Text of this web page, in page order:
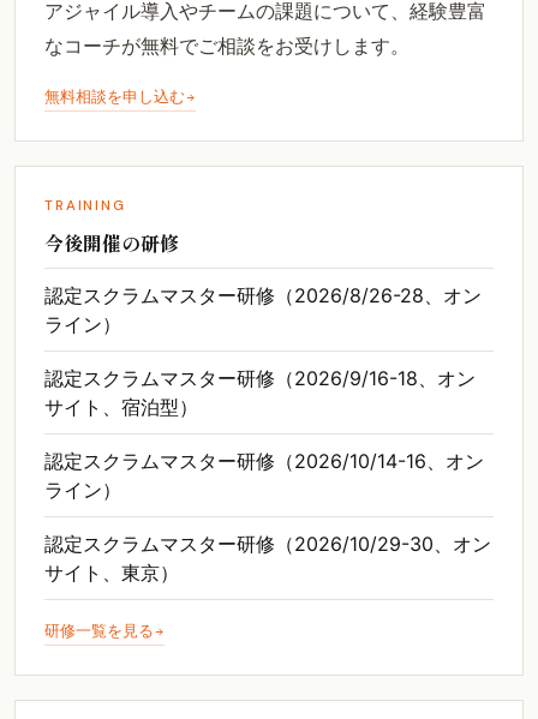
アジャイル導入やチームの課題について、経験豊富
なコーチが無料でご相談をお受けします。
無料相談を申し込む
TRAINING
今後開催の研修
認定スクラムマスター研修（2026/8/26-28、オン
ライン）
認定スクラムマスター研修（2026/9/16-18、オン
サイト、宿泊型）
認定スクラムマスター研修（2026/10/14-16、オン
ライン）
認定スクラムマスター研修（2026/10/29-30、オン
サイト、東京）
研修一覧を見る